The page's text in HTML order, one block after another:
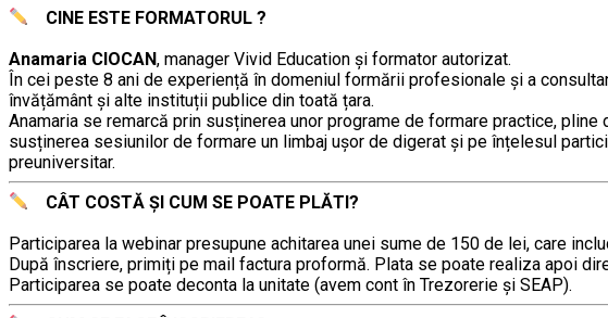
CINE ESTE FORMATORUL ?
Anamaria CIOCAN, manager Vivid Education și formator autorizat.
În cei peste 8 ani de experiență în domeniul formării profesionale și a
învățământ şi alte instituții publice din toată țara.
Anamaria se remarcă prin susținerea unor programe de formare practice,
susținerea sesiunilor de formare un limbaj ușor de digerat și pe înțelesul
preuniversitar.
CÂT COSTĂ ȘI CUM SE POATE PLĂTI?
Participarea la webinar presupune achitarea unei sume de 150 de lei, care
După înscriere, primiți pe mail factura proformă. Plata se poate realiza apoi
Participarea se poate deconta la unitate (avem cont în Trezorerie și SEAP).